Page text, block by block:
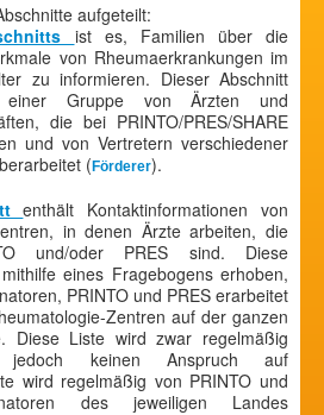
aufgeteilt:
ist es, Familien über die
von Rheumaerkrankungen im
zu informieren. Dieser Abschnitt
Gruppe von Ärzten und
die bei PRINTO/PRES/SHARE
und von Vertretern verschiedener
( Förderer).
enthält Kontaktinformationen von
in denen Ärzte arbeiten, die
und/oder PRES sind. Diese
eines Fragebogens erhoben,
PRINTO und PRES erarbeitet
Zentren auf der ganzen
Diese Liste wird zwar regelmäßig
jedoch keinen Anspruch auf
wird regelmäßig von PRINTO und
des jeweiligen Landes